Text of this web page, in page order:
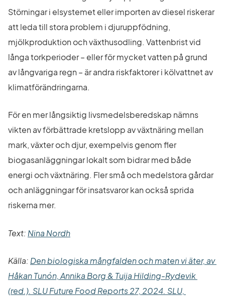
Störningar i elsystemet eller importen av diesel riskerar
att leda till stora problem i djuruppfödning,
mjölkproduktion och växthusodling. Vattenbrist vid
långa torkperioder – eller för mycket vatten på grund
av långvariga regn – är andra riskfaktorer i kölvattnet av
klimatförändringarna.
För en mer långsiktig livsmedelsberedskap nämns
vikten av förbättrade kretslopp av växtnäring mellan
mark, växter och djur, exempelvis genom fler
biogasanläggningar lokalt som bidrar med både
energi och växtnäring. Fler små och medelstora gårdar
och anläggningar för insatsvaror kan också sprida
riskerna mer.
Text: Nina Nordh
Källa: Den biologiska mångfalden och maten vi äter, av
Håkan Tunón, Annika Borg & Tuija Hilding-Rydevik
(red.). SLU Future Food Reports 27, 2024. SLU,